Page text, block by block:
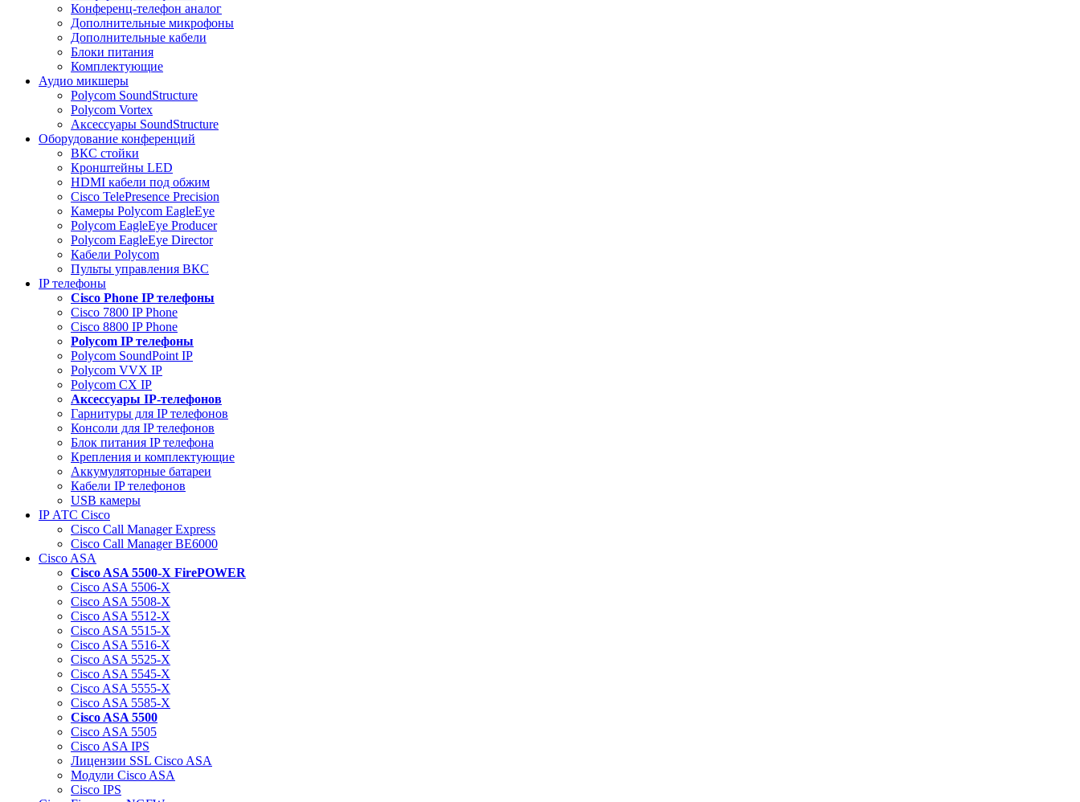
Конференц-телефон аналог
Дополнительные микрофоны
Дополнительные кабели
Блоки питания
Комплектующие
Аудио микшеры
Polycom SoundStructure
Polycom Vortex
Аксессуары SoundStructure
Оборудование конференций
ВКС стойки
Кронштейны LED
HDMI кабели под обжим
Cisco TelePresence Precision
Камеры Polycom EagleEye
Polycom EagleEye Producer
Polycom EagleEye Director
Кабели Polycom
Пульты управления ВКС
IP телефоны
Сisco Phone IP телефоны
Cisco 7800 IP Phone
Cisco 8800 IP Phone
Polycom IP телефоны
Polycom SoundPoint IP
Polycom VVX IP
Polycom CX IP
Аксессуары IP-телефонов
Гарнитуры для IP телефонов
Консоли для IP телефонов
Блок питания IP телефона
Крепления и комплектующие
Аккумуляторные батареи
Кабели IP телефонов
USB камеры
IP АТС Cisco
Cisco Call Manager Express
Cisco Call Manager BE6000
Cisco ASA
Cisco ASA 5500-X FirePOWER
Cisco ASA 5506-X
Cisco ASA 5508-X
Cisco ASA 5512-X
Cisco ASA 5515-X
Cisco ASA 5516-X
Cisco ASA 5525-X
Cisco ASA 5545-X
Cisco ASA 5555-X
Cisco ASA 5585-X
Cisco ASA 5500
Cisco ASA 5505
Cisco ASA IPS
Лицензии SSL Cisco ASA
Модули Cisco ASA
Cisco IPS